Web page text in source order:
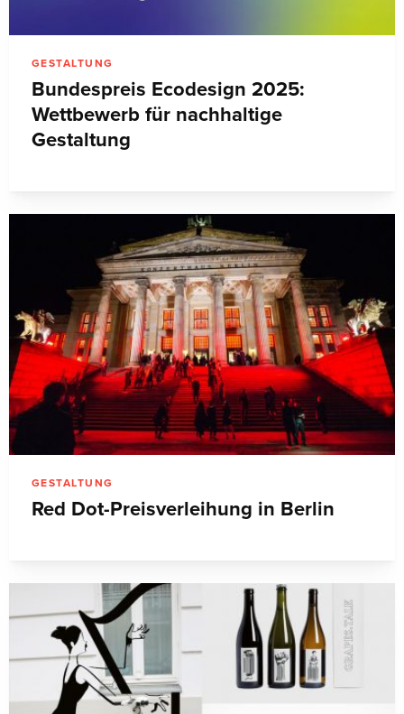
GESTALTUNG
Bundespreis Ecodesign 2025:
Wettbewerb für nachhaltige
Gestaltung
GESTALTUNG
Red Dot-Preisverleihung in Berlin